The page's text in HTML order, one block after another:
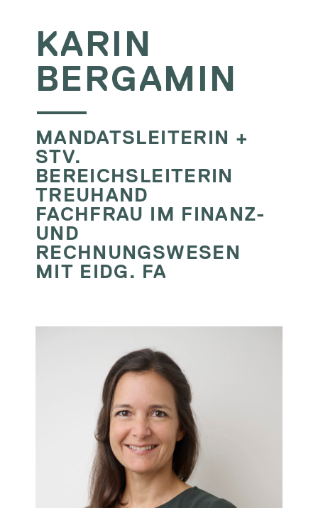
KARIN
BERGAMIN
MANDATSLEITERIN +
STV.
BEREICHSLEITERIN
TREUHAND
FACHFRAU IM FINANZ-
UND
RECHNUNGSWESEN
MIT EIDG. FA